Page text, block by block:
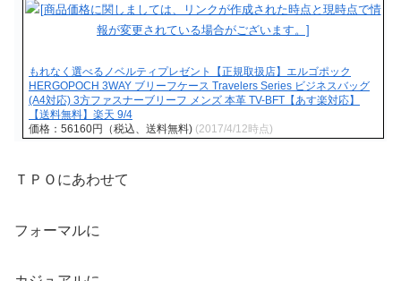
もれなく選べるノベルティプレゼント【正規取扱店】エルゴポック
HERGOPOCH 3WAY ブリーフケース Travelers Series ビジネスバッグ
(A4対応) 3方ファスナーブリーフ メンズ 本革 TV-BFT【あす楽対応】
【送料無料】楽天 9/4
価格：56160円（税込、送料無料) (2017/4/12時点)
ＴＰＯにあわせて
フォーマルに